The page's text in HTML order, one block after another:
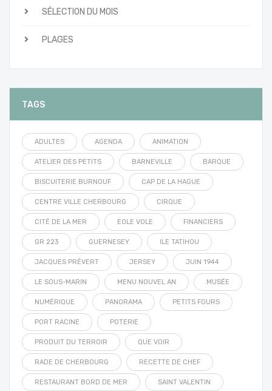
SÉLECTION DU MOIS
PLAGES
TAGS
ADULTES AGENDA ANIMATION
ATELIER DES PETITS BARNEVILLE BARQUE
BISCUITERIE BURNOUF CAP DE LA HAGUE
CENTRE VILLE CHERBOURG CIRQUE
CITÉ DE LA MER EOLE VOLE FINANCIERS
GR 223 GUERNESEY ILE TATIHOU
JACQUES PRÉVERT JERSEY JUIN 1944
LE SOUS-MARIN MENU NOUVEL AN MUSÉE
NUMÉRIQUE PANORAMA PETITS FOURS
PORT RACINE POTERIE
PRODUIT DU TERROIR QUE VOIR
RADE DE CHERBOURG RECETTE DE CHEF
RESTAURANT BORD DE MER SAINT VALENTIN